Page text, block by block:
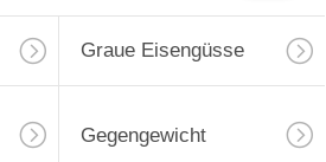
Graue Eisengüsse
Gegengewicht